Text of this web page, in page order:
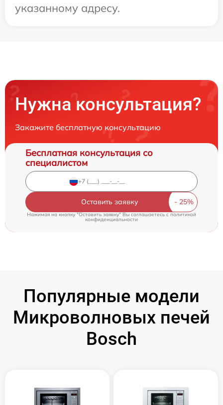
указанному адресу.
Нужна консультация?
Закажите бесплатную консультацию
Бесплатная консультация со
специалистом
Оставить заявку
Нажимая на кнопку "Оставить заявку" Вы соглашаетесь cполитикой
конфиденциальности
Популярные модели
Микроволновых печей
Bosch